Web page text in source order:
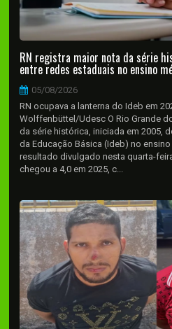
RN registra maior nota da série
entre redes estaduais no ensino
05/08/2026
RN ocupava a lanterna do Ideb em
Wolffenbüttel/Udesc O Rio Grande
da série histórica, iniciada em 2005,
da Educação Básica (Ideb) no
resultado divulgado nesta quarta-
chegou a 4,0 em 2025, c...